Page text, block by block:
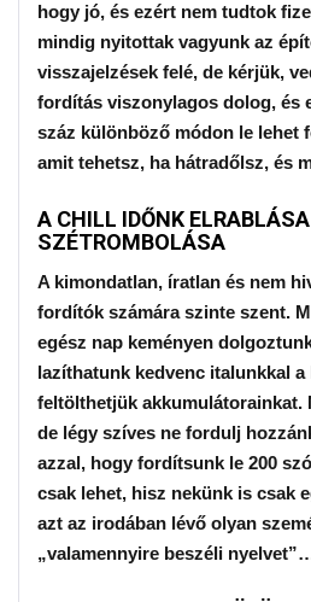
hogy jó, és ezért nem tudtok
mindig nyitottak vagyunk az
visszajelzések felé, de kérjük,
fordítás viszonylagos dolog, és
száz különböző módon le lehet
amit tehetsz, ha hátradőlsz, és
A CHILL IDŐNK
SZÉTROMBOLÁSA
A kimondatlan, íratlan és nem
fordítók számára szinte szent.
egész nap keményen
lazíthatunk kedvenc italunkkal a
feltölthetjük akkumulátorainkat.
de légy szíves ne fordulj
azzal, hogy fordítsunk le 200
csak lehet, hisz nekünk is csak
azt az irodában lévő olyan
„valamennyire beszéli